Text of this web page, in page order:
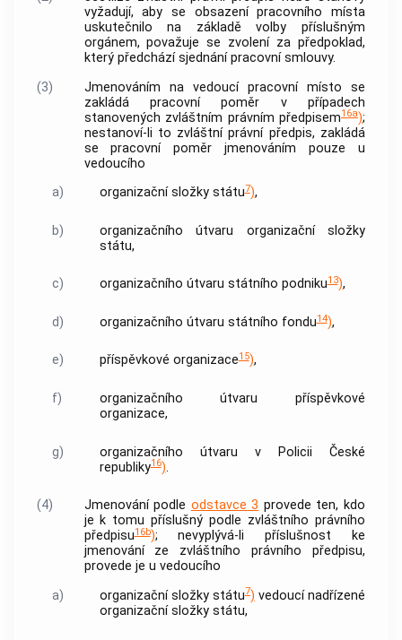
vyžadují, aby se obsazení pracovního místa
uskutečnilo na základě volby příslušným
orgánem, považuje se zvolení za předpoklad,
který předchází sjednání pracovní smlouvy.
(3)
Jmenováním na vedoucí pracovní místo se
zakládá pracovní poměr v případech
stanovených zvláštním právním předpisem16a);
nestanoví-li to zvláštní právní předpis, zakládá
se pracovní poměr jmenováním pouze u
vedoucího
a)
organizační složky státu7),
b)
organizačního útvaru organizační složky
státu,
c) organizačního útvaru státního podniku13),
d) organizačního útvaru státního fondu14),
e) příspěvkové organizace15),
f)
organizačního útvaru příspěvkové
organizace,
g) organizačního útvaru v Policii České
republiky16).
(4) Jmenování podle odstavce 3 provede ten, kdo
je k tomu příslušný podle zvláštního právního
předpisu16b); nevyplývá-li příslušnost ke
jmenování ze zvláštního právního předpisu,
provede je u vedoucího
a)
organizační složky státu7) vedoucí nadřízené
organizační složky státu,